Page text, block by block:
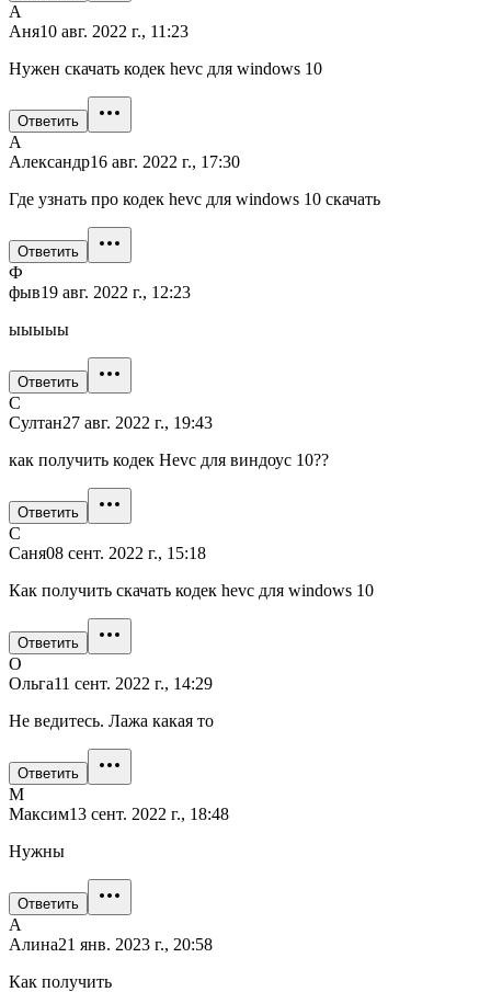
А
Аня10 авг. 2022 г., 11:23
Нужен скачать кодек hevc для windows 10
Ответить
А
Александр16 авг. 2022 г., 17:30
Где узнать про кодек hevc для windows 10 скачать
Ответить
Ф
фыв19 авг. 2022 г., 12:23
ыыыыы
Ответить
С
Султан27 авг. 2022 г., 19:43
как получить кодек Hevc для виндоус 10??
Ответить
С
Саня08 сент. 2022 г., 15:18
Как получить скачать кодек hevc для windows 10
Ответить
О
Ольга11 сент. 2022 г., 14:29
Не ведитесь. Лажа какая то
Ответить
М
Максим13 сент. 2022 г., 18:48
Нужны
Ответить
А
Алина21 янв. 2023 г., 20:58
Как получить